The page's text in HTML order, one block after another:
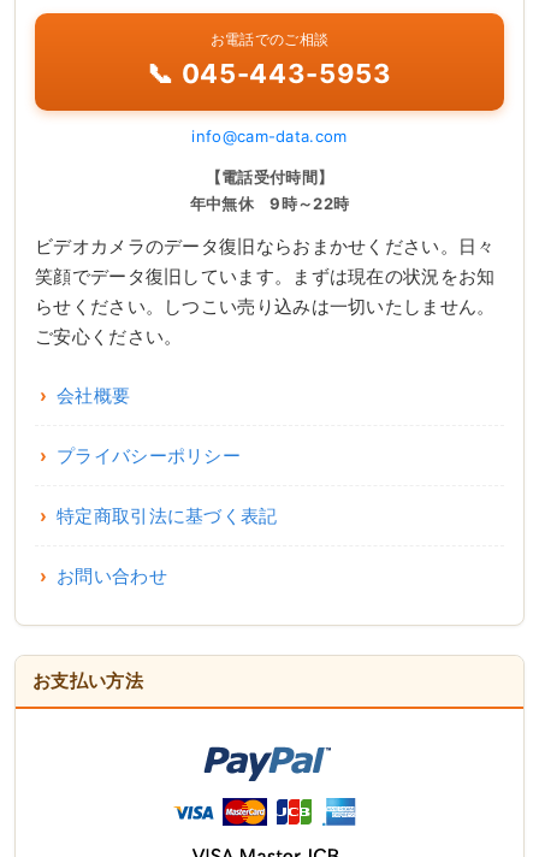
お電話でのご相談
📞 045-443-5953
info@cam-data.com
【電話受付時間】
年中無休 9時～22時
ビデオカメラのデータ復旧ならおまかせください。日々
笑顔でデータ復旧しています。まずは現在の状況をお知
らせください。しつこい売り込みは一切いたしません。
ご安心ください。
会社概要
プライバシーポリシー
特定商取引法に基づく表記
お問い合わせ
お支払い方法